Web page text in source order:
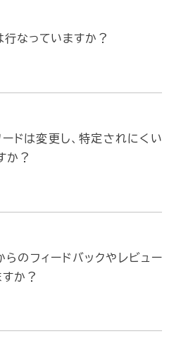
なっていますか？
ドは変更し、特定されにくい
か？
らのフィードバックやレビュー
すか？